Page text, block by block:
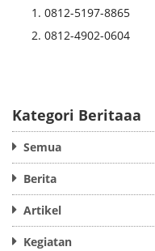
0812-5197-8865
0812-4902-0604
Kategori Beritaaa
Semua
Berita
Artikel
Kegiatan